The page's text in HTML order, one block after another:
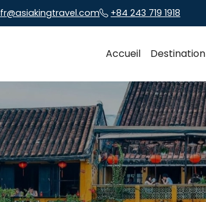
fr@asiakingtravel.com +84 243 719 1918
Accueil Destination